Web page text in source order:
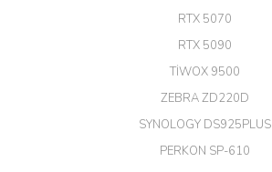
EROL ÇAKMAK | 26/12/2025
RTX 5070
RTX 5090
TİWOX 9500
ZEBRA ZD220D
SYNOLOGY DS925PLUS
PERKON SP-610